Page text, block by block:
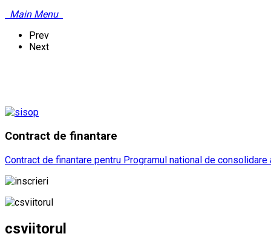
Main Menu
Prev
Next
Contract de finantare
Contract de finantare pentru Programul national de
csviitorul